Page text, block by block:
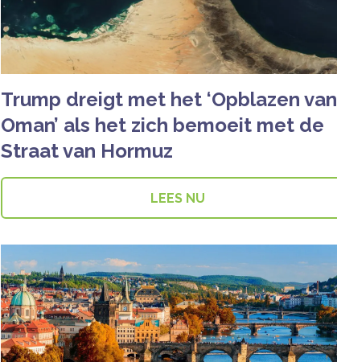
Trump dreigt met het ‘Opblazen van
Oman’ als het zich bemoeit met de
Straat van Hormuz
LEES NU